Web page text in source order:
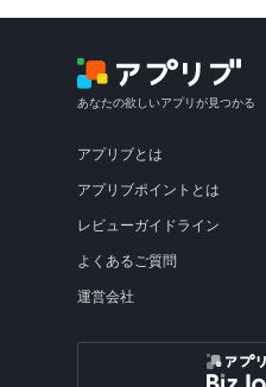
あなたの欲しいアプリが見つかる
アプリブとは
アプリブポイントとは
レビューガイドライン
よくあるご質問
運営会社